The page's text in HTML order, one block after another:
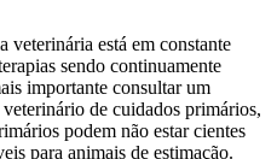
veterinária está em constante
sendo continuamente
importante consultar um
de cuidados primários,
podem não estar cientes
para animais de estimação.